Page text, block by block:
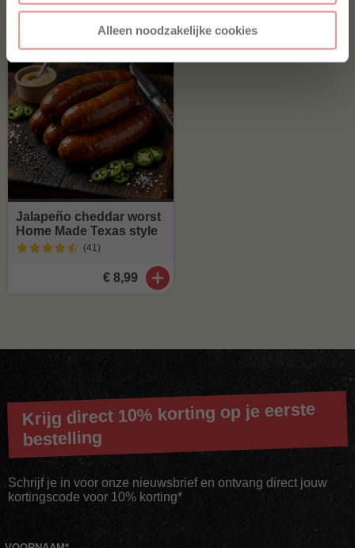
Alleen noodzakelijke cookies
Jalapeño cheddar worst
Home Made Texas style
(41)
€ 8,99
Krijg direct 10% korting op je eerste
bestelling
Schrijf je in voor onze nieuwsbrief en ontvang direct jouw
kortingscode voor 10% korting*